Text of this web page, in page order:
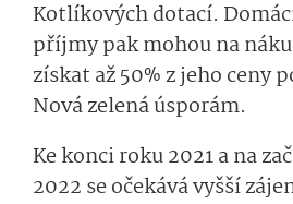
Kotlíkových dotací.
příjmy pak mohou na
získat až 50% z jeho ceny
Nová zelená úsporám.
Ke konci roku 2021 a na
2022 se očekává vyšší